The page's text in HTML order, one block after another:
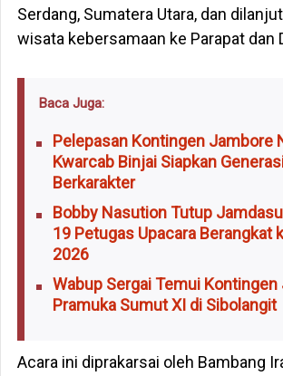
Serdang, Sumatera Utara, dan
wisata kebersamaan ke Parapat dan
Baca Juga:
Pelepasan Kontingen Jambore
Kwarcab Binjai Siapkan
Berkarakter
Bobby Nasution Tutup
19 Petugas Upacara Berangkat
2026
Wabup Sergai Temui Kontingen
Pramuka Sumut XI di Sibolangit
Acara ini diprakarsai oleh Bambang